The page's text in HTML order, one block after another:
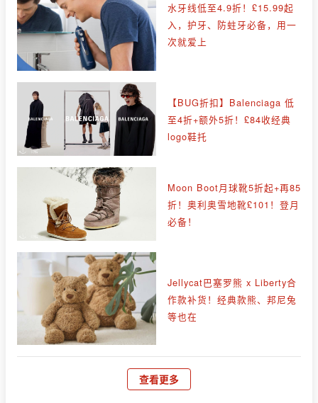
水牙线低至4.9折！£15.99起
入，护牙、防蛀牙必备，用一
次就爱上
【BUG折扣】Balenciaga 低
至4折+额外5折！£84收经典
logo鞋托
Moon Boot月球靴5折起+再85
折！奥利奥雪地靴£101！登月
必备！
Jellycat巴塞罗熊 x Liberty合
作款补货！经典款熊、邦尼兔
等也在
查看更多